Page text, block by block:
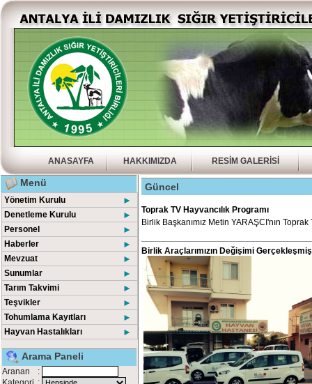
ANASAYFA HAKKIMIZDA RESİM GALERİSİ
Menü
►
Yönetim Kurulu
►
Denetleme Kurulu
►
Personel
►
Haberler
►
Mevzuat
►
Sunumlar
►
Tarım Takvimi
►
Teşvikler
►
Tohumlama Kayıtları
►
Hayvan Hastalıkları
Arama Paneli
Aranan
:
Güncel
Toprak TV Hayvancılık Programı
Birlik Başkanımız Metin YARAŞCI'nın
Birlik Araçlarımızın Değişimi